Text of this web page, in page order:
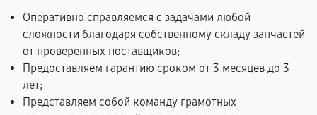
Оперативно справляемся с задачами любой
сложности благодаря собственному складу запчастей
от проверенных поставщиков;
Предоставляем гарантию сроком от 3 месяцев до 3
лет;
Представляем собой команду грамотных